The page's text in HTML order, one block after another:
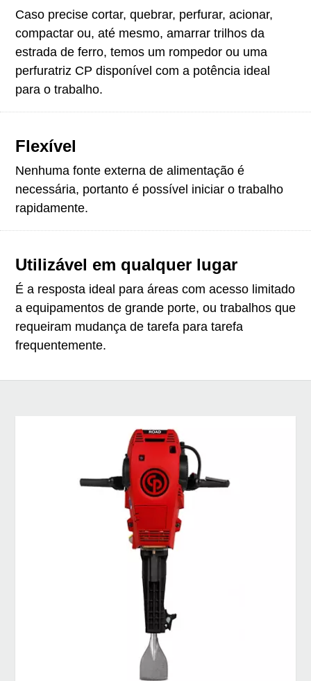
Caso precise cortar, quebrar, perfurar, acionar,
compactar ou, até mesmo, amarrar trilhos da
estrada de ferro, temos um rompedor ou uma
perfuratriz CP disponível com a potência ideal
para o trabalho.
Flexível
Nenhuma fonte externa de alimentação é
necessária, portanto é possível iniciar o trabalho
rapidamente.
Utilizável em qualquer lugar
É a resposta ideal para áreas com acesso limitado
a equipamentos de grande porte, ou trabalhos que
requeiram mudança de tarefa para tarefa
frequentemente.